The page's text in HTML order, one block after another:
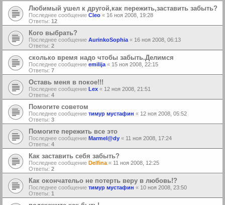
Любимый ушел к другой,как пережить,заставить забыть?
Последнее сообщение Cleo « 16 ноя 2008, 19:28
Ответы: 12
Кого выбрать?
Последнее сообщение AurinkoSophia « 16 ноя 2008, 06:13
Ответы: 2
сколько время надо чтобы забыть.Делимся
Последнее сообщение emilija « 15 ноя 2008, 22:15
Ответы: 7
Оставь меня в покое!!!
Последнее сообщение Lex « 12 ноя 2008, 21:51
Ответы: 4
Помогите советом
Последнее сообщение тимур мустафин « 12 ноя 2008, 05:52
Ответы: 3
Помогите пережить все это
Последнее сообщение Marmel@dy « 11 ноя 2008, 17:24
Ответы: 4
Как заставить себя забыть?
Последнее сообщение Delfina « 11 ноя 2008, 12:25
Ответы: 2
Как окончательо не потерть веру в любовь!?
Последнее сообщение тимур мустафин « 10 ноя 2008, 23:50
Ответы: 1